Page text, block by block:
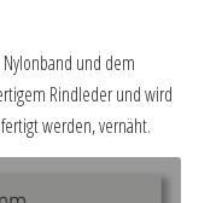
und dem
Rindleder und wird
werden, vernäht.